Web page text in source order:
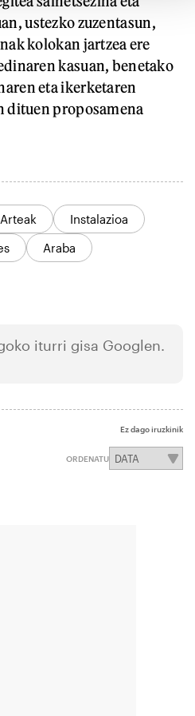
ustezko zuzentasun,
kolokan jartzea ere
kasuan, benetako
eta ikerketaren
dituen proposamena
Arteak
Instalazioa
Araba
iturri gisa Googlen.
Ez dago iruzkinik
ORDENATU